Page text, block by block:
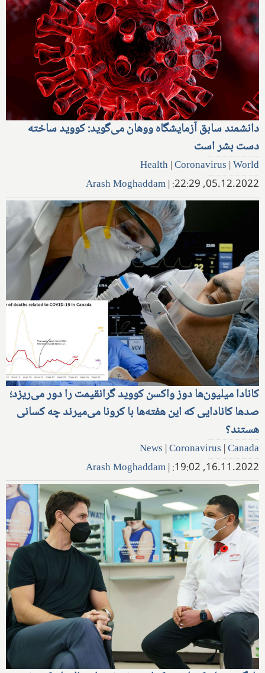
دانشمند سابق آزمایشگاه ووهان می‌گوید: کووید ساخته
دست بشر است
Health |Coronavirus |World
05.12.2022, 22:29:
|
Arash Moghaddam
کانادا میلیون‌ها دوز واکسن کووید گرانقیمت را دور می‌ریزد؛
صدها کانادایی که این هفته‌ها با کرونا می‌میرند چه کسانی
هستند؟
News |Coronavirus |Canada
16.11.2022, 19:02:
|
Arash Moghaddam